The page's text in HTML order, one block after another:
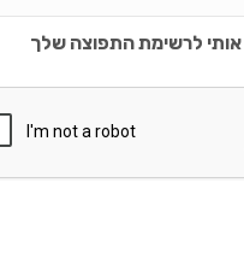
אותי לרשימת התפוצה שלך